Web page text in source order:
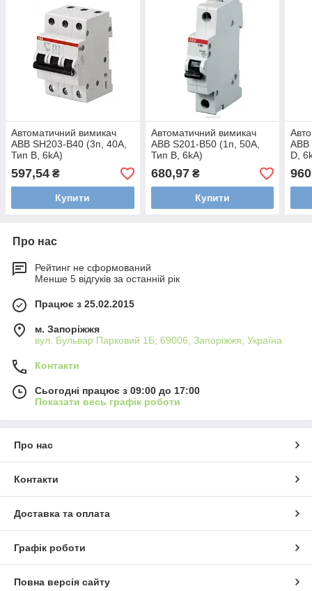
Автоматичний вимикач
ABB SH203-B40 (3п, 40A,
Тип B, 6kA)
2CDS213001R0405
597,54 ₴
Купити
Автоматичний вимикач
ABB S201-B50 (1п, 50A,
Тип B, 6kA)
2CDS251001R0505
680,97₴
Купити
D,
Про нас
Рейтинг не сформований
Менше 5 відгуків за останній рік
Працює з 25.02.2015
м. Запоріжжя
вул. Бульвар Парковий 1Б; 69006, Запоріжжя, Україна
Контакти
Сьогодні працює з 09:00 до 17:00
Показати весь графік роботи
Про нас
Контакти
Доставка та оплата
Графік роботи
Повна версія сайту